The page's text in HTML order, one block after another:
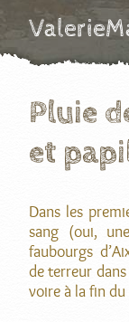
Pluie
et
Dans les
sang (oui,
faubourgs
de terreur
voire à la fin du